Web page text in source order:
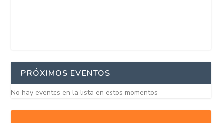
PRÓXIMOS EVENTOS
No hay eventos en la lista en estos momentos